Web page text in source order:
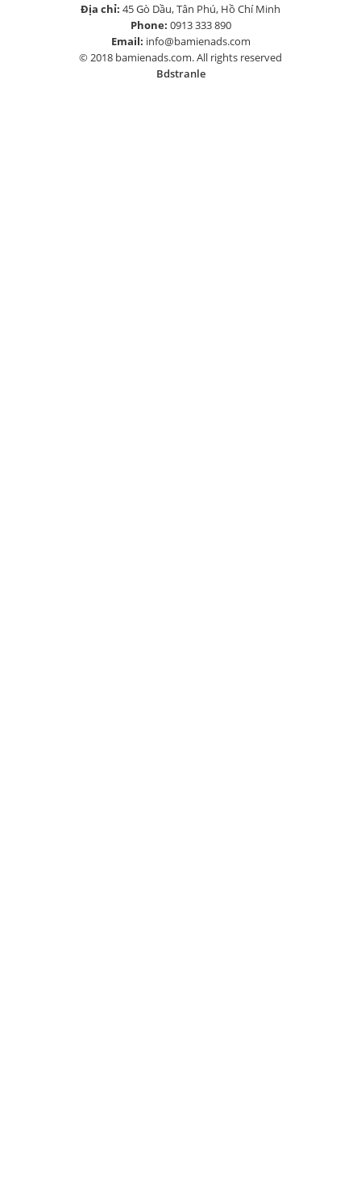
Địa chỉ: 45 Gò Dầu, Tân Phú, Hồ Chí Minh
Phone: 0913 333 890
Email: info@bamienads.com
© 2018 bamienads.com. All rights reserved
Bdstranle